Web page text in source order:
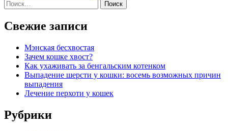
Найти:
Свежие записи
Мэнская бесхвостая
Зачем кошке хвост?
Как ухаживать за бенгальским котенком
Выпадение шерсти у кошки: восемь возможных причин
выпадения
Лечение перхоти у кошек
Рубрики